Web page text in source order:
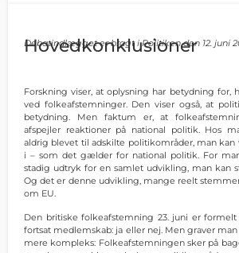
Hovedkonklusioner
Debatindlægget er bragt i Politiken den 12. juni
Forskning viser, at oplysning har betydning for,
ved folkeafstemninger. Den viser også, at
betydning. Men faktum er, at
afspejler reaktioner på national politik. Hos
aldrig blevet til adskilte politikområder, man
i – som det gælder for national politik. For
stadig udtryk for en samlet udvikling, man kan
Og det er denne udvikling, mange reelt
om EU.
Den britiske folkeafstemning 23. juni er
fortsat medlemskab: ja eller nej. Men graver
mere kompleks: Folkeafstemningen sker på